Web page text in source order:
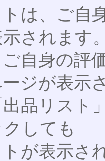
は、ご自
示されます
自身の評
ジが表示
品リスト
しても
が表示さ